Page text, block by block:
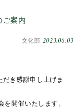
ご案内
文化部 2023.06.03
き感謝申し上げま
開催いたします。